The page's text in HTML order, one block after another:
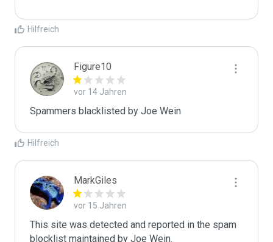
Hilfreich
Figure10
vor 14 Jahren
Spammers blacklisted by Joe Wein
Hilfreich
MarkGiles
vor 15 Jahren
This site was detected and reported in the spam
blocklist maintained by Joe Wein.